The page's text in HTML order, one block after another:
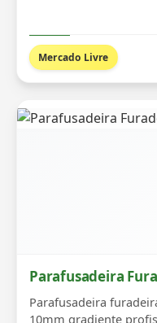
Mercado Livre
Parafusadeira
Parafusadeira
10mm gradiente